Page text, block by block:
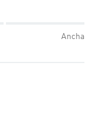
Ancha